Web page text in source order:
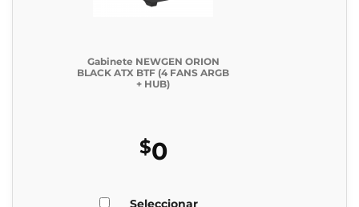
Gabinete NEWGEN ORION
BLACK ATX BTF (4 FANS ARGB
+ HUB)
$0
Seleccionar